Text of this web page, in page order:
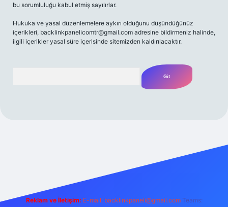
bu sorumluluğu kabul etmiş sayılırlar.
Hukuka ve yasal düzenlemelere aykırı olduğunu düşündüğünüz
içerikleri, backlinkpanelicomtr@gmail.com adresine bildirmeniz halinde,
ilgili içerikler yasal süre içerisinde sitemizden kaldırılacaktır.
Reklam ve İletişim: E-mail: backlinkpaneli@gmail.com Teams: